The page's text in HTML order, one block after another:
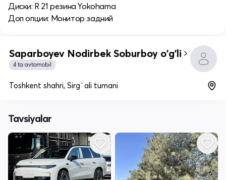
Диски: R 21 резина Yokohama
Доп опции: Монитор задний
Saparboyev Nodirbek Soburboy o'g'li
4 ta avtomobil
Toshkent shahri, Sirg`ali tumani
Tavsiyalar